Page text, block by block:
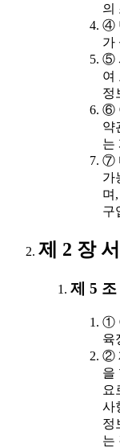
의
④
가
⑤
여
정
⑥
약
는
⑦
가
며
구
제 2 장
제 5
①
육
②
을
요
사
정
는